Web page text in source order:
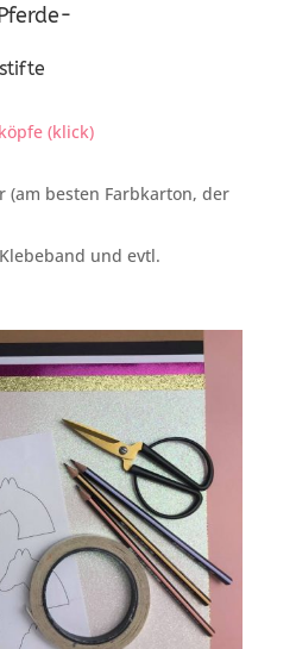
(klick)
(am besten Farbkarton, der
und evtl.